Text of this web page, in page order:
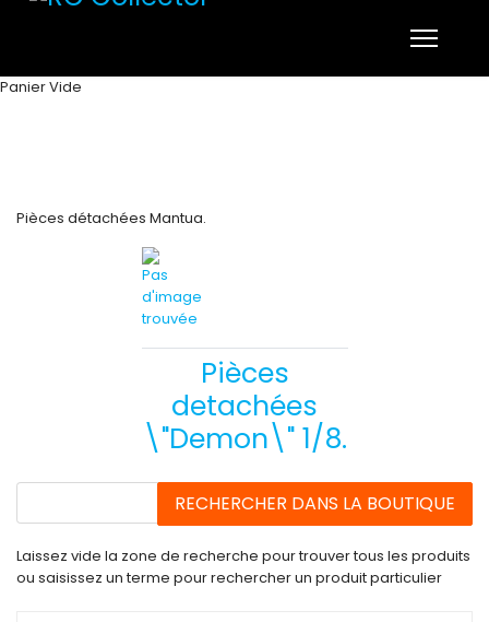
Panier Vide
Pièces détachées Mantua.
Pièces
detachées
\"Demon\" 1/8.
Laissez vide la zone de recherche pour trouver tous les produits
ou saisissez un terme pour rechercher un produit particulier